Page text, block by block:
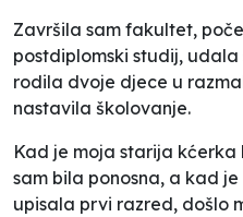
Završila sam fakultet,
postdiplomski studij,
rodila dvoje djece u
nastavila školovanje.
Kad je moja starija kćerka
sam bila ponosna, a kad
upisala prvi razred, došlo